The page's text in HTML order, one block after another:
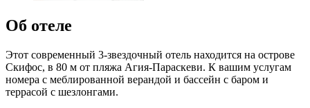
Об отеле
Этот современный 3-звездочный отель находится на острове
Скифос, в 80 м от пляжа Агия-Параскеви. К вашим услугам
номера с меблированной верандой и бассейн с баром и
террасой с шезлонгами.